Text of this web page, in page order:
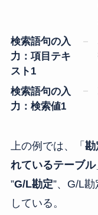
検索語句の入
力：項目テキ
スト1
検索語句の入
力：検索値1
上の例では、「 勘
れているテーブル
”G/L勘定”、G/L
している。